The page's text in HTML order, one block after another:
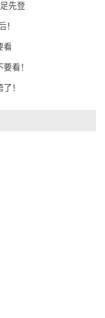
先登
！
看
看！
！